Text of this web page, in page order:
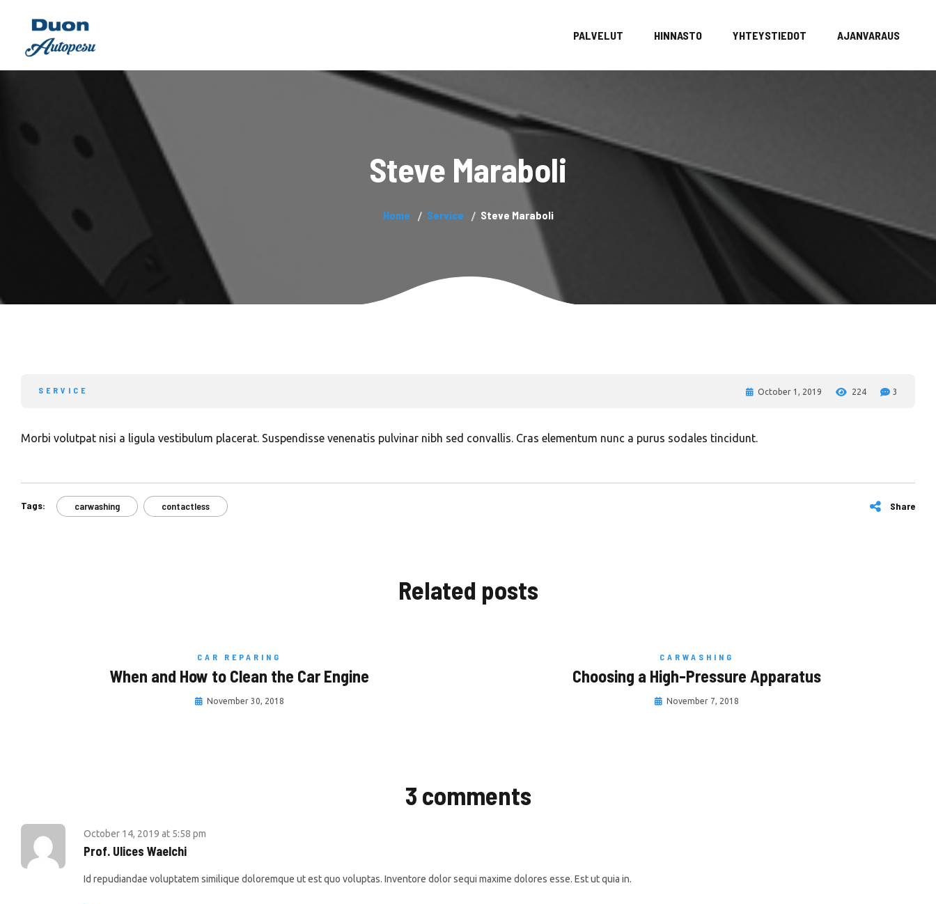
PALVELUT HINNASTO YHTEYSTIEDOT AJANVARAUS
Steve Maraboli
Home Service Steve Maraboli
SERVICE October 1, 2019 224 3
Morbi volutpat nisi a ligula vestibulum placerat. Suspendisse venenatis pulvinar nibh sed convallis. Cras elementum nunc a purus sodales tincidunt.
Tags: carwashing contactless Share
Related posts
CAR REPARING
When and How to Clean the Car Engine
November 30, 2018
CARWASHING
Choosing a High-Pressure Apparatus
November 7, 2018
3 comments
October 14, 2019 at 5:58 pm
Prof. Ulices Waelchi
Id repudiandae voluptatem similique doloremque ut est quo voluptas. Inventore dolor sequi maxime dolores esse. Est ut quia in.